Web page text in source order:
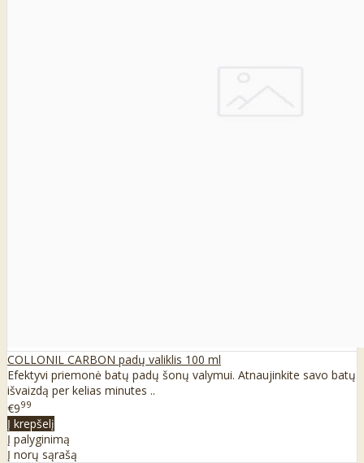
COLLONIL CARBON padų valiklis 100 ml
Efektyvi priemonė batų padų šonų valymui. Atnaujinkite savo batų
išvaizdą per kelias minutes ..
€999
Į krepšelį
Į palyginimą
Į norų sąrašą